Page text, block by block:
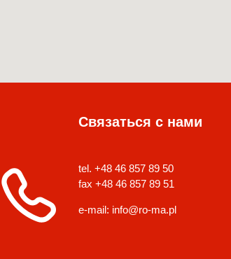
Связаться с нами
tel. +48 46 857 89 50
fax +48 46 857 89 51
e-mail: info@ro-ma.pl